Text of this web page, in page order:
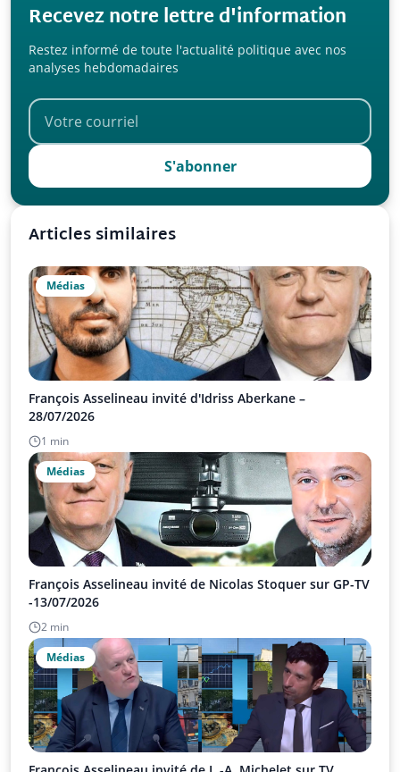
Recevez notre lettre d'information
Restez informé de toute l'actualité politique avec nos
analyses hebdomadaires
S'abonner
Articles similaires
Médias
François Asselineau invité d'Idriss Aberkane –
28/07/2026
1 min
Médias
François Asselineau invité de Nicolas Stoquer sur GP-TV
-13/07/2026
2 min
Médias